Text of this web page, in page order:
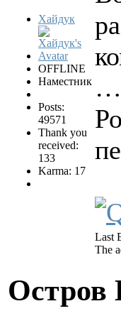
Хайдук
OFFLINE
Наместник
Posts:
49571
Thank you
received:
133
Karma: 17
…
Last
The